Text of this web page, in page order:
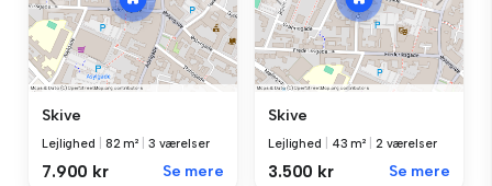
Skive
Lejlighed 82 m² 3 værelser
7.900 kr Se mere
Skive
Lejlighed 43 m² 2 værelser
3.500 kr Se mere